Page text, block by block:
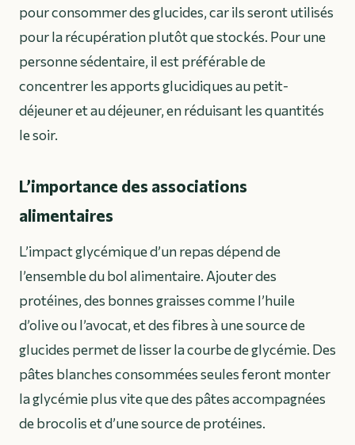
pour consommer des glucides, car ils seront utilisés
pour la récupération plutôt que stockés. Pour une
personne sédentaire, il est préférable de
concentrer les apports glucidiques au petit-
déjeuner et au déjeuner, en réduisant les quantités
le soir.
L’importance des associations
alimentaires
L’impact glycémique d’un repas dépend de
l’ensemble du bol alimentaire. Ajouter des
protéines, des bonnes graisses comme l’huile
d’olive ou l’avocat, et des fibres à une source de
glucides permet de lisser la courbe de glycémie. Des
pâtes blanches consommées seules feront monter
la glycémie plus vite que des pâtes accompagnées
de brocolis et d’une source de protéines.